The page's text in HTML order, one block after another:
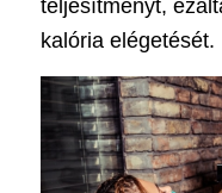
teljesítményt,
kalória elégetését.